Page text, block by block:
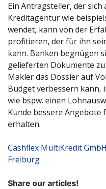
Ein Antragsteller, der
Kreditagentur wie
wendet, kann von der
profitieren, der für ihn
kann. Banken begnügen
gelieferten Dokumente
Makler das Dossier auf
Budget verbessern kann,
wie bspw. einen
Kunde bessere
erhalten.
Cashflex MultiKredit GmbH
Freiburg
Share our articles!